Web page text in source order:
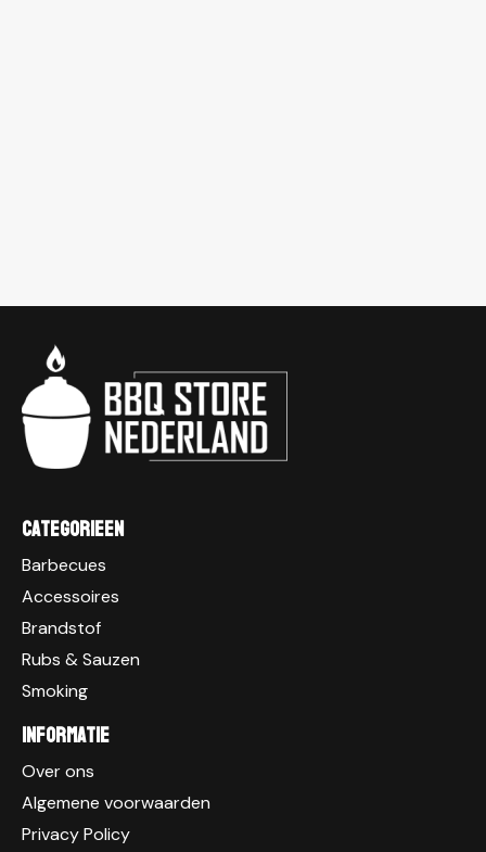
Categorieen
Barbecues
Accessoires
Brandstof
Rubs & Sauzen
Smoking
Informatie
Over ons
Algemene voorwaarden
Privacy Policy